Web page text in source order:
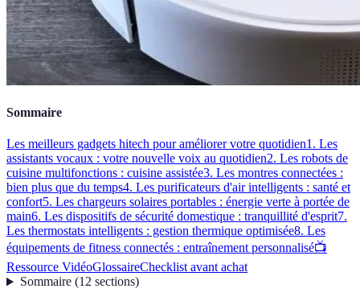
Sommaire
Les meilleurs gadgets hitech pour améliorer votre quotidien1. Les
assistants vocaux : votre nouvelle voix au quotidien2. Les robots de
cuisine multifonctions : cuisine assistée3. Les montres connectées :
bien plus que du temps4. Les purificateurs d'air intelligents : santé et
confort5. Les chargeurs solaires portables : énergie verte à portée de
main6. Les dispositifs de sécurité domestique : tranquillité d'esprit7.
Les thermostats intelligents : gestion thermique optimisée8. Les
équipements de fitness connectés : entraînement personnalisé📺
Ressource VidéoGlossaireChecklist avant achat
Sommaire(12 sections)